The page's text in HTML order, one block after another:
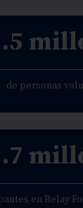
de personas
en Relay